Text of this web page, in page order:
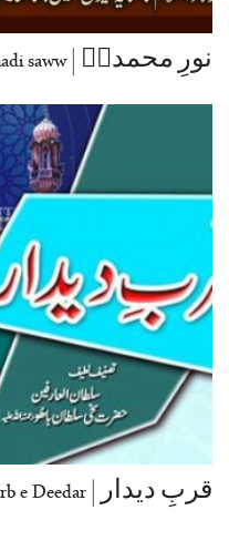
نورِ محمدیؐ | Noor-e-Mohammadi saww
قربِ دیدار | Qurb e Deedar